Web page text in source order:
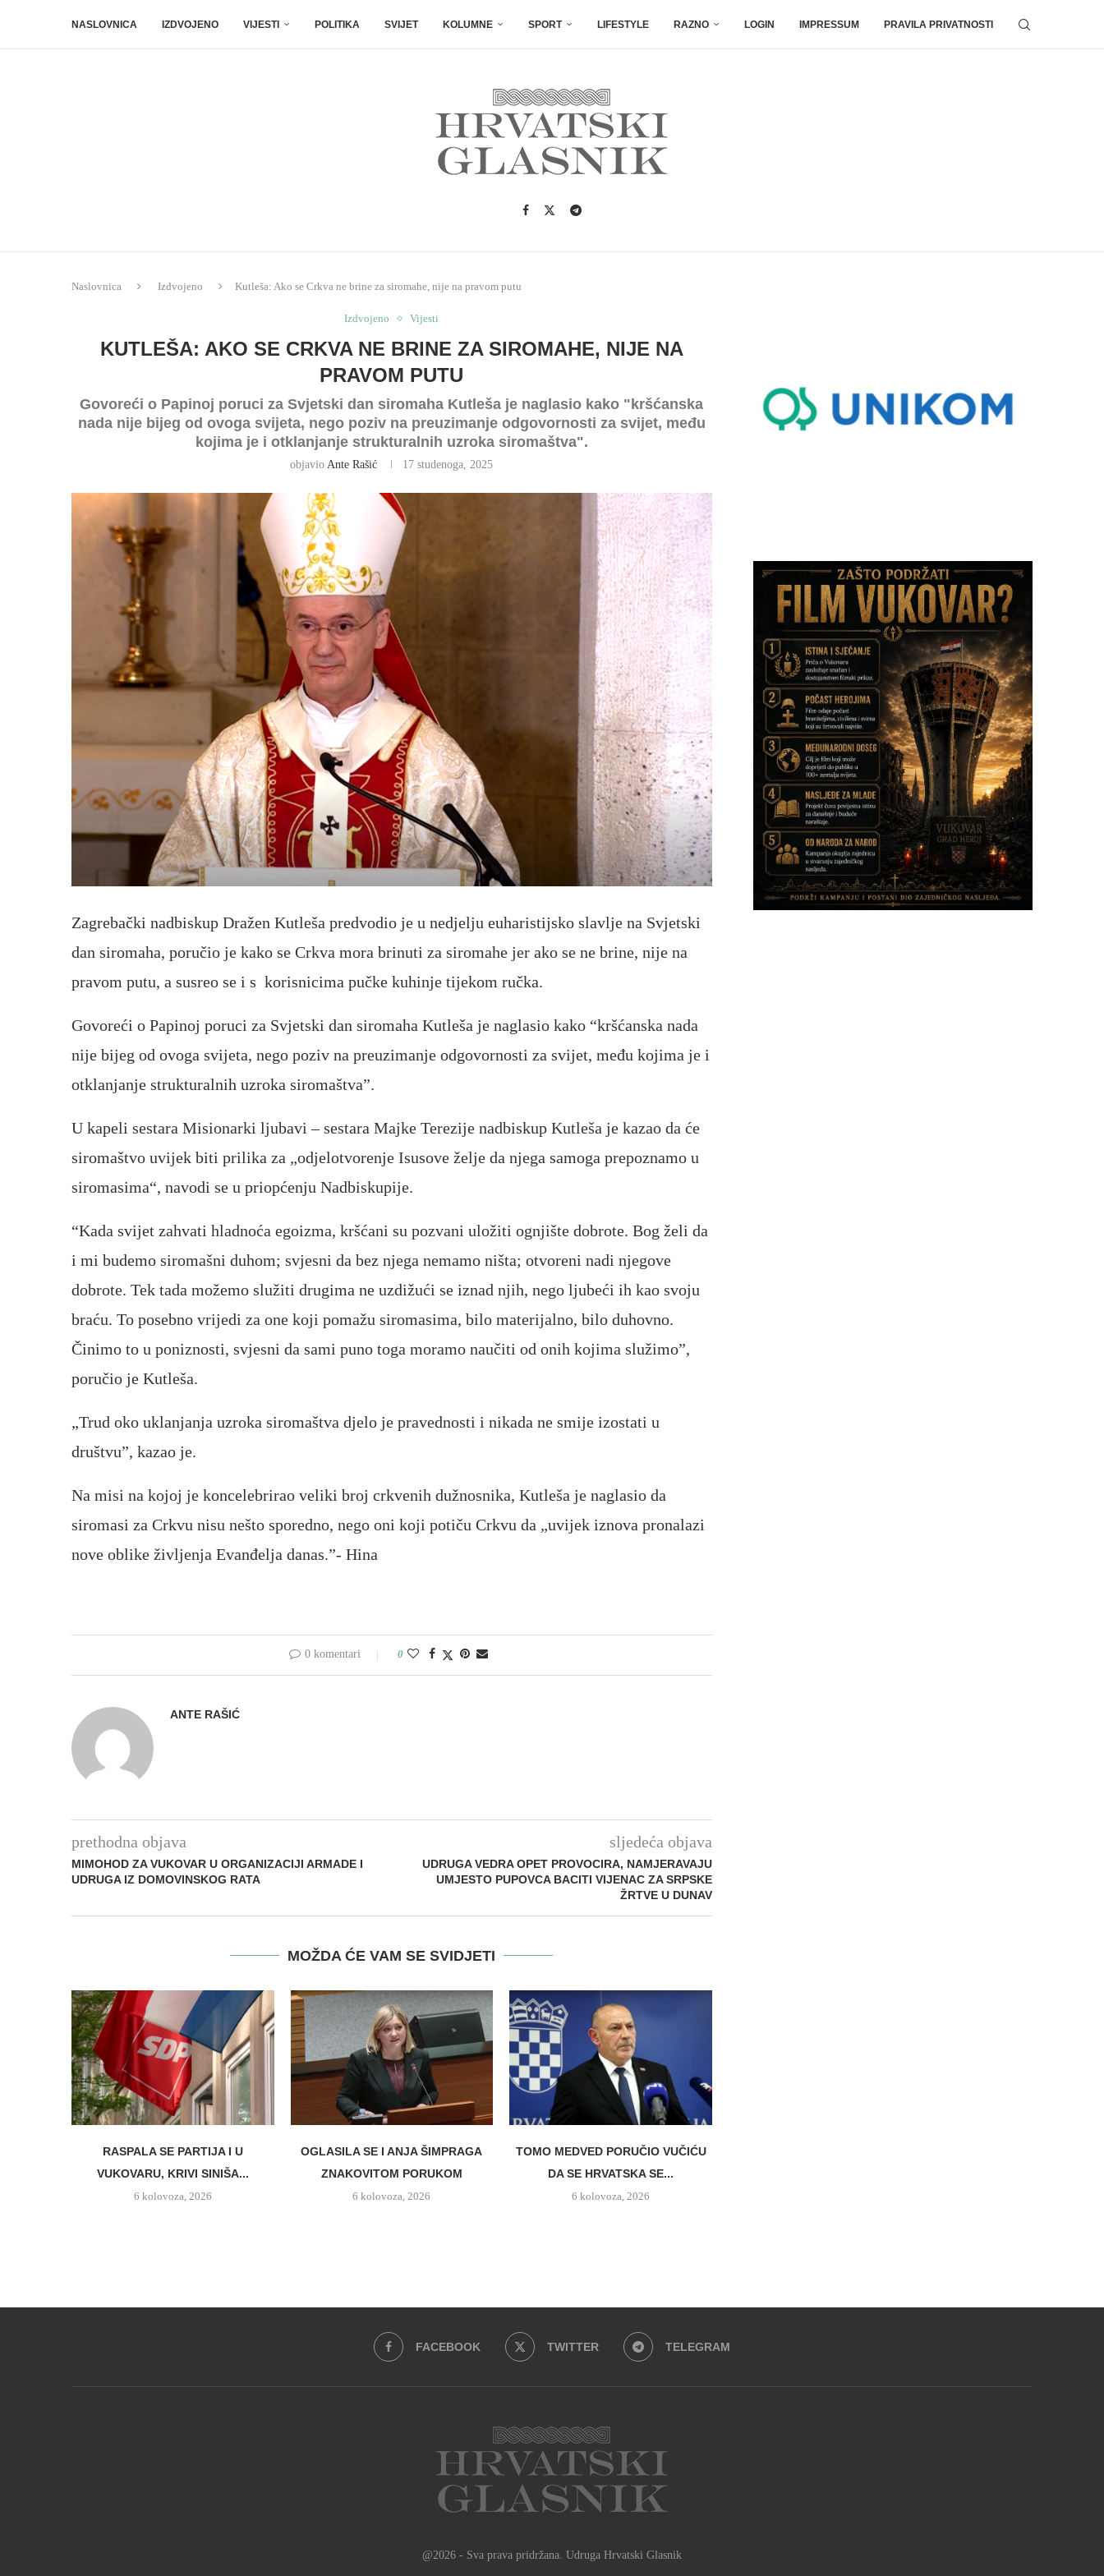
NASLOVNICA IZDVOJENO VIJESTI POLITIKA SVIJET KOLUMNE SPORT LIFESTYLE RAZNO LOGIN IMPRESSUM PRAVILA PRIVATNOSTI
Naslovnica Izdvojeno Kutleša: Ako se Crkva ne brine za siromahe, nije na pravom putu
Izdvojeno Vijesti
KUTLEŠA: AKO SE CRKVA NE BRINE ZA SIROMAHE, NIJE NA
PRAVOM PUTU
Govoreći o Papinoj poruci za Svjetski dan siromaha Kutleša je naglasio kako "kršćanska
nada nije bijeg od ovoga svijeta, nego poziv na preuzimanje odgovornosti za svijet, među
kojima je i otklanjanje strukturalnih uzroka siromaštva".
objavioAnte Rašić 17 studenoga, 2025
Zagrebački nadbiskup Dražen Kutleša predvodio je u nedjelju euharistijsko slavlje na Svjetski
dan siromaha, poručio je kako se Crkva mora brinuti za siromahe jer ako se ne brine, nije na
pravom putu, a susreo se i s korisnicima pučke kuhinje tijekom ručka.
Govoreći o Papinoj poruci za Svjetski dan siromaha Kutleša je naglasio kako “kršćanska nada
nije bijeg od ovoga svijeta, nego poziv na preuzimanje odgovornosti za svijet, među kojima je i
otklanjanje strukturalnih uzroka siromaštva”.
U kapeli sestara Misionarki ljubavi – sestara Majke Terezije nadbiskup Kutleša je kazao da će
siromaštvo uvijek biti prilika za „odjelotvorenje Isusove želje da njega samoga prepoznamo u
siromasima“, navodi se u priopćenju Nadbiskupije.
“Kada svijet zahvati hladnoća egoizma, kršćani su pozvani uložiti ognjište dobrote. Bog želi da
i mi budemo siromašni duhom; svjesni da bez njega nemamo ništa; otvoreni nadi njegove
dobrote. Tek tada možemo služiti drugima ne uzdižući se iznad njih, nego ljubeći ih kao svoju
braću. To posebno vrijedi za one koji pomažu siromasima, bilo materijalno, bilo duhovno.
Činimo to u poniznosti, svjesni da sami puno toga moramo naučiti od onih kojima služimo”,
poručio je Kutleša.
„Trud oko uklanjanja uzroka siromaštva djelo je pravednosti i nikada ne smije izostati u
društvu”, kazao je.
Na misi na kojoj je koncelebrirao veliki broj crkvenih dužnosnika, Kutleša je naglasio da
siromasi za Crkvu nisu nešto sporedno, nego oni koji potiču Crkvu da „uvijek iznova pronalazi
nove oblike življenja Evanđelja danas.”- Hina
0 komentari 0
ANTE RAŠIĆ
prethodna objava
MIMOHOD ZA VUKOVAR U ORGANIZACIJI ARMADE I
UDRUGA IZ DOMOVINSKOG RATA
sljedeća objava
UDRUGA VEDRA OPET PROVOCIRA, NAMJERAVAJU
UMJESTO PUPOVCA BACITI VIJENAC ZA SRPSKE
ŽRTVE U DUNAV
MOŽDA ĆE VAM SE SVIDJETI
RASPALA SE PARTIJA I U
VUKOVARU, KRIVI SINIŠA...
6 kolovoza, 2026
OGLASILA SE I ANJA ŠIMPRAGA
ZNAKOVITOM PORUKOM
6 kolovoza, 2026
TOMO MEDVED PORUČIO VUČIĆU
DA SE HRVATSKA SE...
6 kolovoza, 2026
FACEBOOK TWITTER TELEGRAM
@2026 - Sva prava pridržana. Udruga Hrvatski Glasnik